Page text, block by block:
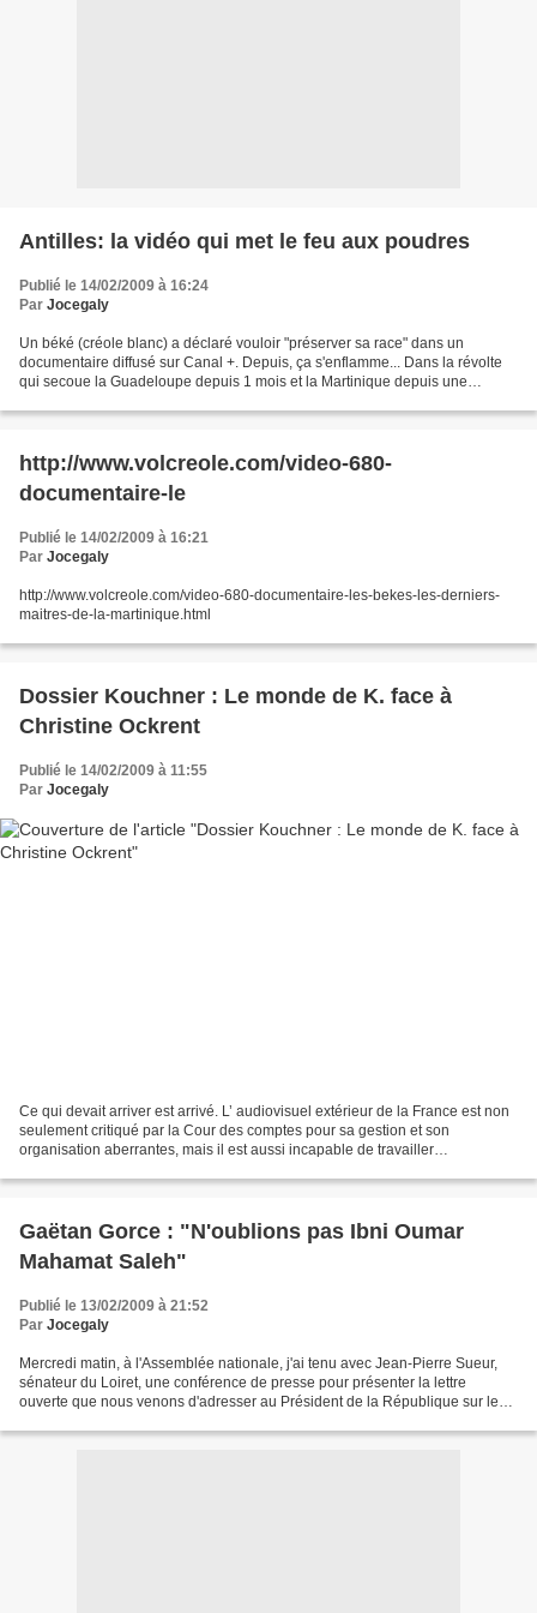
Antilles: la vidéo qui met le feu aux poudres
Publié le 14/02/2009 à 16:24
Par Jocegaly
Un béké (créole blanc) a déclaré vouloir "préserver sa race" dans un
documentaire diffusé sur Canal +. Depuis, ça s'enflamme... Dans la révolte
qui secoue la Guadeloupe depuis 1 mois et la Martinique depuis une
http://www.volcreole.com/video-680-
documentaire-le
Publié le 14/02/2009 à 16:21
Par Jocegaly
http://www.volcreole.com/video-680-documentaire-les-bekes-les-derniers-
maitres-de-la-martinique.html
Dossier Kouchner : Le monde de K. face à
Christine Ockrent
Publié le 14/02/2009 à 11:55
Par Jocegaly
Ce qui devait arriver est arrivé. L’ audiovisuel extérieur de la France est non
seulement critiqué par la Cour des comptes pour sa gestion et son
organisation aberrantes, mais il est aussi incapable de travailler
Gaëtan Gorce : "N'oublions pas Ibni Oumar
Mahamat Saleh"
Publié le 13/02/2009 à 21:52
Par Jocegaly
Mercredi matin, à l'Assemblée nationale, j'ai tenu avec Jean-Pierre Sueur,
sénateur du Loiret, une conférence de presse pour présenter la lettre
ouverte que nous venons d'adresser au Président de la République sur les